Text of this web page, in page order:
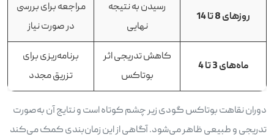
روزهای 8 تا 14
رسیدن به نتیجه
نهایی
مراجعه برای بررسی
در صورت نیاز
ماه‌های3تا4
کاهش تدریجی اثر
بوتاکس
برنامه‌ریزی برای
تزریق مجدد
دوران نقاهت بوتاکس گودی زیر چشم کوتاه است و نتایج آن به‌صورت
تدریجی و طبیعی ظاهر می‌شود. آگاهی از این زمان‌بندی کمک می‌کند